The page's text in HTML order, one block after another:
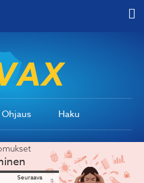
Ohjaus Haku
Seuraava